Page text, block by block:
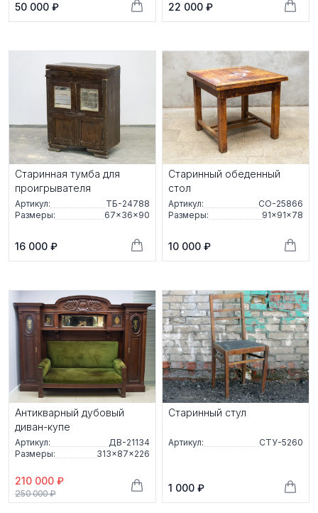
50 000 ₽ 22 000 ₽
Старинная тумба для
проигрывателя
Артикул:
ТБ-24788
Размеры:
67×36×90
16 000 ₽
Старинный обеденный
стол
Артикул:
СО-25866
Размеры:
91×91×78
10 000 ₽
Антикварный дубовый
диван-купе
Артикул:
ДВ-21134
Размеры:
313×87×226
210 000 ₽
250 000 ₽
Старинный стул
Артикул: СТУ-5260
1 000 ₽